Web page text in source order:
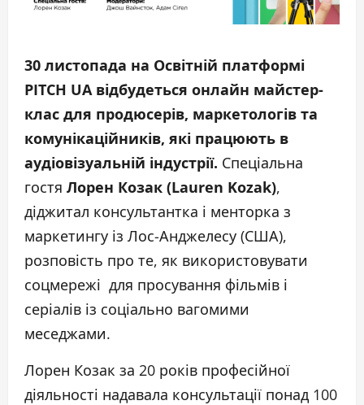
30 листопада на Освітній платформі
PITCH UA відбудеться онлайн майстер-
клас для продюсерів, маркетологів та
комунікаційників, які працюють в
аудіовізуальній індустрії. Спеціальна
гостя Лорен Козак (Lauren Kozak),
діджитал консультантка і менторка з
маркетингу із Лос-Анджелесу (США),
розповість про те, як використовувати
соцмережі для просування фільмів і
серіалів із соціально вагомими
меседжами.
Лорен Козак за 20 років професійної
діяльності надавала консультації понад 100